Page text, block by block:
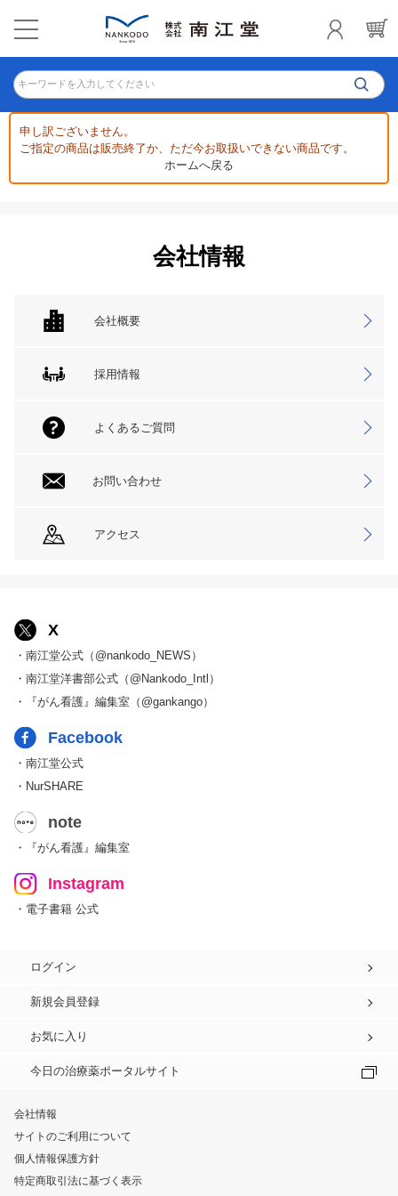
キーワードを入力してください
申し訳ございません。
ご指定の商品は販売終了か、ただ今お取扱いできない商品です。
ホームへ戻る
会社情報
会社概要
採用情報
よくあるご質問
お問い合わせ
アクセス
X
・南江堂公式（@nankodo_NEWS）
・南江堂洋書部公式（@Nankodo_Intl）
・『がん看護』編集室（@gankango）
Facebook
・南江堂公式
・NurSHARE
note
・『がん看護』編集室
Instagram
・電子書籍 公式
ログイン
新規会員登録
お気に入り
今日の治療薬ポータルサイト
会社情報
サイトのご利用について
個人情報保護方針
特定商取引法に基づく表示